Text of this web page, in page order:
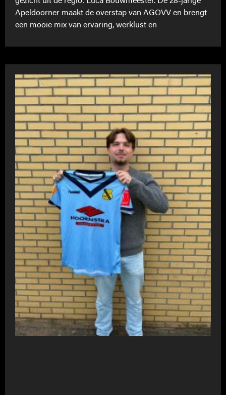
Apeldoorner maakt de overstap van AGOVV en brengt
een mooie mix van ervaring, werklust en